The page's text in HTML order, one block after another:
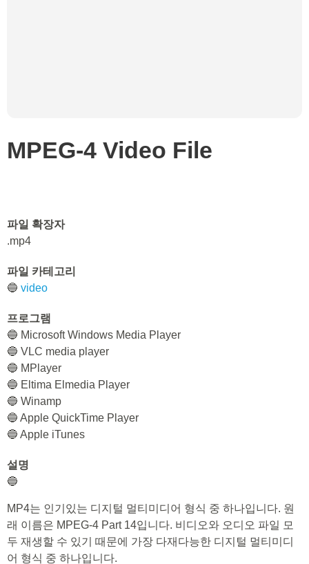
MPEG-4 Video File
파일 확장자
.mp4
파일 카테고리
🔵 video
프로그램
🔵 Microsoft Windows Media Player
🔵 VLC media player
🔵 MPlayer
🔵 Eltima Elmedia Player
🔵 Winamp
🔵 Apple QuickTime Player
🔵 Apple iTunes
설명
🔵
MP4는 인기있는 디지털 멀티미디어 형식 중 하나입니다. 원
래 이름은 MPEG-4 Part 14입니다. 비디오와 오디오 파일 모
두 재생할 수 있기 때문에 가장 다재다능한 디지털 멀티미디
어 형식 중 하나입니다.